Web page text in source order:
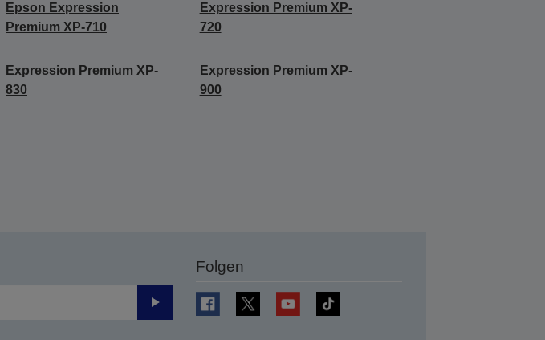
Epson Expression
Premium XP-710
Expression Premium XP-
720
Expression Premium XP-
830
Expression Premium XP-
900
Senden
Folgen